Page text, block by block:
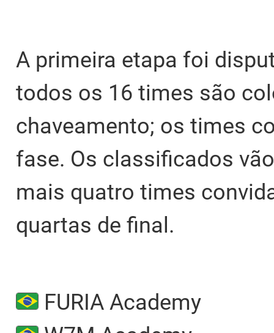
A primeira etapa foi
todos os 16 times são
chaveamento; os times
fase. Os classificados
mais quatro times
quartas de final.
FURIA Academy